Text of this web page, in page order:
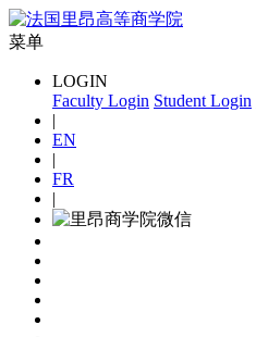
菜单
LOGIN
Faculty Login Student Login
|
EN
|
FR
|